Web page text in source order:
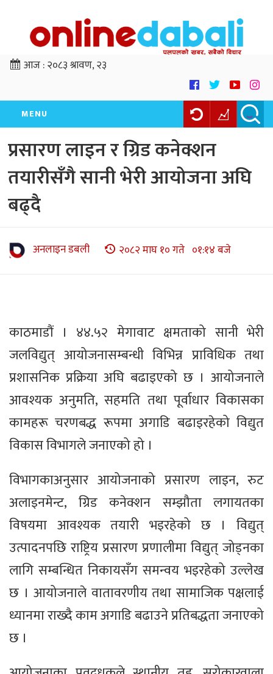
आज :२०८३ श्रावण, २३
MENU
प्रसारण लाइन र ग्रिड कनेक्शन
तयारीसँगै सानी भेरी आयोजना अघि
बढ्दै
अनलाइन डबली २०८२ माघ १० गते ०१:१४ बजे
काठमाडौं । ४४.५२ मेगावाट क्षमताको सानी भेरी
जलविद्युत् आयोजनासम्बन्धी विभिन्न प्राविधिक तथा
प्रशासनिक प्रक्रिया अघि बढाइएको छ । आयोजनाले
आवश्यक अनुमति, सहमति तथा पूर्वाधार विकासका
कामहरू चरणबद्ध रूपमा अगाडि बढाइरहेको विद्युत
विकास विभागले जनाएको हो ।
विभागकाअनुसार आयोजनाको प्रसारण लाइन, रुट
अलाइनमेन्ट, ग्रिड कनेक्शन सम्झौता लगायतका
विषयमा आवश्यक तयारी भइरहेको छ । विद्युत्
उत्पादनपछि राष्ट्रिय प्रसारण प्रणालीमा विद्युत् जोड्नका
लागि सम्बन्धित निकायसँग समन्वय भइरहेको उल्लेख
छ । आयोजनाले वातावरणीय तथा सामाजिक पक्षलाई
ध्यानमा राख्दै काम अगाडि बढाउने प्रतिबद्धता जनाएको
छ ।